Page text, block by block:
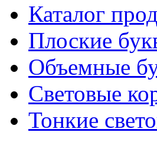
Каталог
Плоские
Объемные
Световые
Тонкие